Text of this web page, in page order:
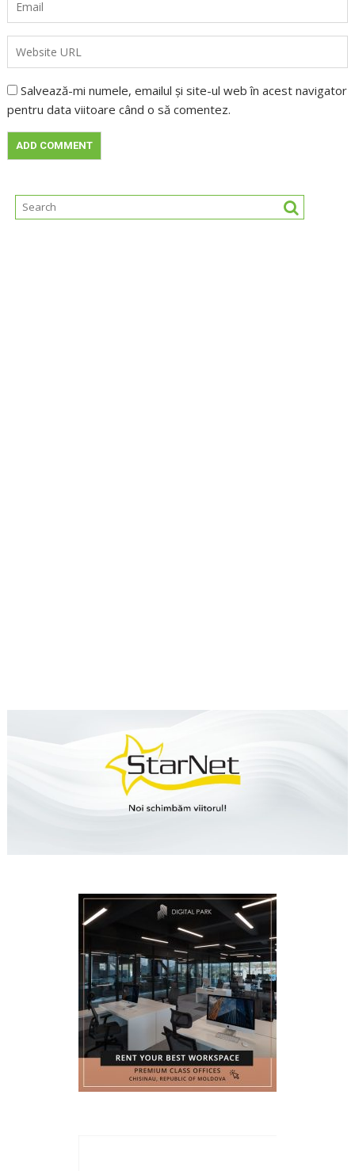
Salvează-mi numele, emailul și site-ul web în acest navigator
pentru data viitoare când o să comentez.